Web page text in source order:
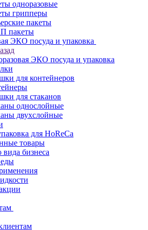
одноразовые
грипперы
пакеты
пакеты
ЭКО посуда и упаковка
ЭКО посуда и упаковка
для контейнеров
для стаканов
однослойные
двухслойные
для HoReCa
товары
вида бизнеса